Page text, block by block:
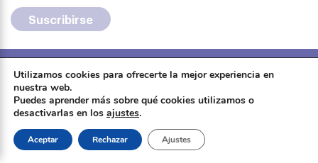
Formación
Tienda
Política de cookies· Contactar
Utilizamos cookies para ofrecerte la mejor experiencia en
nuestra web.
Puedes aprender más sobre qué cookies utilizamos o
desactivarlas en los ajustes.
Aceptar Rechazar Ajustes